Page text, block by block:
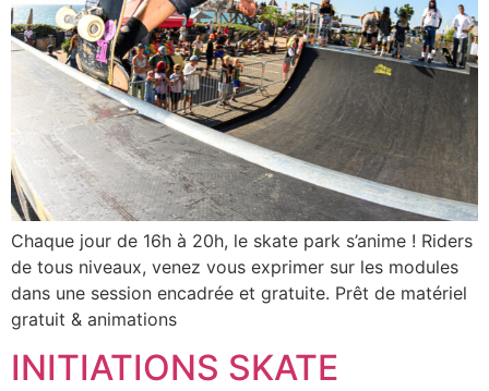
Chaque jour de 16h à 20h, le skate park s’anime ! Riders
de tous niveaux, venez vous exprimer sur les modules
dans une session encadrée et gratuite. Prêt de matériel
gratuit & animations
INITIATIONS SKATE